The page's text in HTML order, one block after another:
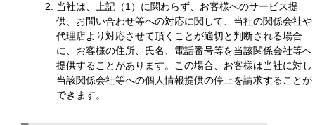
当社は、上記（1）に関わらず、お客様へのサービス提
供、お問い合わせ等への対応に関して、当社の関係会社や
代理店より対応させて頂くことが適切と判断される場合
に、お客様の住所、氏名、電話番号等を当該関係会社等へ
提供することがあります。この場合、お客様は当社に対し
当該関係会社等への個人情報提供の停止を請求することが
できます。